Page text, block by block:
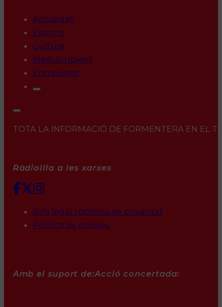
Actualitat
Esports
Cultura
Medi Ambient
Entrevistes
TOTA LA INFORMACIÓ DE FORMENTERA EN EL
Ràdioilla a les xarxes
Avís legal i política de privacitat
Política de cookies
Amb el suport de:Acció concertada: